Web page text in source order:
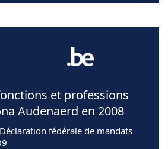
et professions
Audenaerd en 2008
fédérale de mandats